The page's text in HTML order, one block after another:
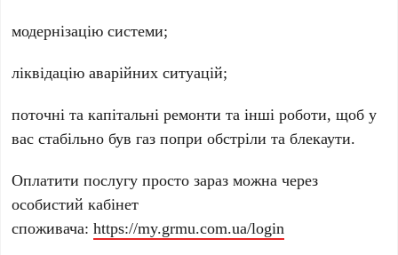
модернізацію системи;
ліквідацію аварійних ситуацій;
поточні та капітальні ремонти та інші роботи, щоб у
вас стабільно був газ попри обстріли та блекаути.
Оплатити послугу просто зараз можна через
особистий кабінет
споживача:https://my.grmu.com.ua/login